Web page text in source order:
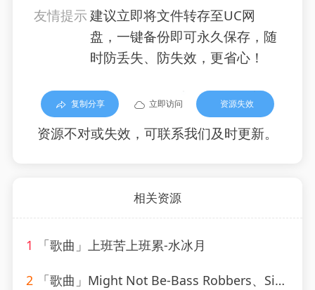
友情提示建议立即将文件转存至UC网
盘，一键备份即可永久保存，随
时防丢失、防失效，更省心！
复制分享 立即访问 资源失效
资源不对或失效，可联系我们及时更新。
相关资源
1 「歌曲」上班苦上班累-水冰月
2 「歌曲」Might Not Be-Bass Robbers、Sick Individuals